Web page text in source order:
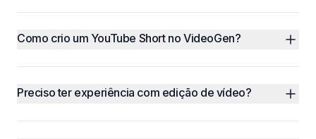
Como crio um YouTube Short no VideoGen?
Preciso ter experiência com edição de vídeo?